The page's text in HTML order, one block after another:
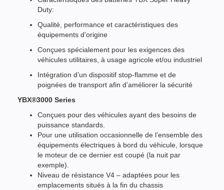
Duty:
Qualité, performance et caractéristiques des
équipements d’origine
Conçues spécialement pour les exigences des
véhicules utilitaires, à usage agricole et/ou industriel
Intégration d’un dispositif stop-flamme et de
poignées de transport afin d’améliorer la sécurité
YBX®3000 Series
Conçues pour des véhicules ayant des besoins de
puissance standards.
Pour une utilisation occasionnelle de l’ensemble des
équipements électriques à bord du véhicule, lorsque
le moteur de ce dernier est coupé (la nuit par
exemple).
Niveau de résistance V4 – adaptées pour les
emplacements situés à la fin du chassis